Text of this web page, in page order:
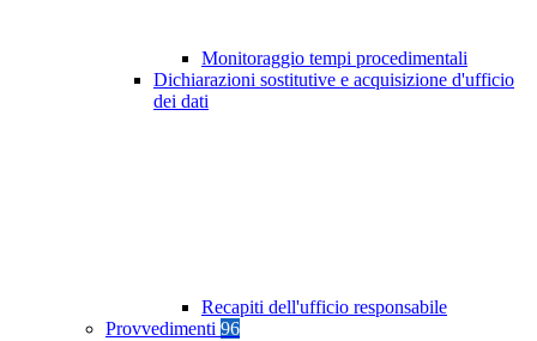
Monitoraggio tempi procedimentali
Dichiarazioni sostitutive e acquisizione d'ufficio
dei dati
Recapiti dell'ufficio responsabile
Provvedimenti 96